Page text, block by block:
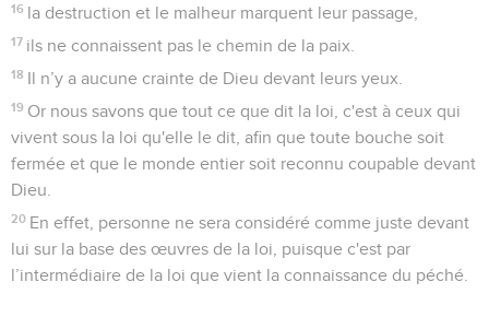
16 la destruction et le malheur marquent leur passage,
17 ils ne connaissent pas le chemin de la paix.
18 Il n’y a aucune crainte de Dieu devant leurs yeux.
19 Or nous savons que tout ce que dit la loi, c'est à ceux qui
vivent sous la loi qu'elle le dit, afin que toute bouche soit
fermée et que le monde entier soit reconnu coupable devant
Dieu.
20 En effet, personne ne sera considéré comme juste devant
lui sur la base des œuvres de la loi, puisque c'est par
l’intermédiaire de la loi que vient la connaissance du péché.